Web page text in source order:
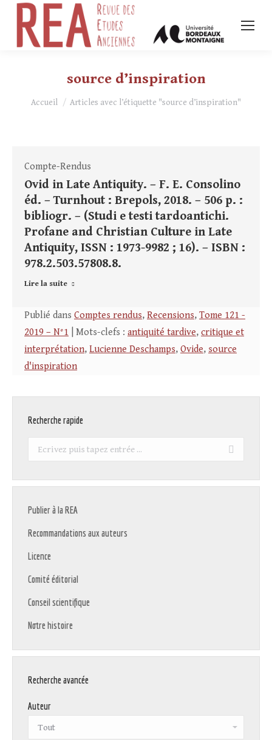
source d’inspiration
Vous êtes ici :
Accueil Articles avec l’étiquette "source d’inspiration"
Compte-Rendus
Ovid in Late Antiquity. – F. E. Consolino
éd. – Turnhout : Brepols, 2018. – 506 p. :
bibliogr. – (Studi e testi tardoantichi.
Profane and Christian Culture in Late
Antiquity, ISSN : 1973-9982 ; 16). – ISBN :
978.2.503.57808.8.
Lire la suite
Publié dans Comptes rendus, Recensions, Tome 121 -
2019 – N°1 | Mots-clefs : antiquité tardive, critique et
interprétation, Lucienne Deschamps, Ovide, source
d'inspiration
Recherche rapide
Recherche
Publier à la REA
Recommandations aux auteurs
Licence
Comité éditorial
Conseil scientifique
Notre histoire
Recherche avancée
Auteur